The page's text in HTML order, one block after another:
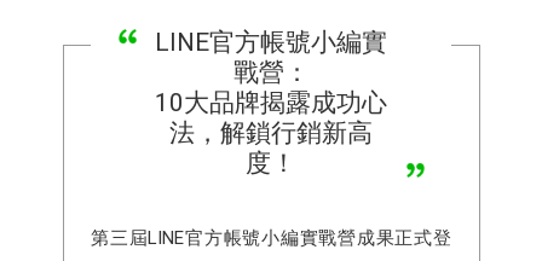
LINE官方帳號小編實
戰營：
10大品牌揭露成功心
法，解鎖行銷新高
度！
第三屆LINE官方帳號小編實戰營成果正式登